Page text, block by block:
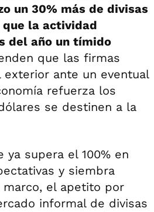
un 30% más de divisas
que la actividad
del año un tímido
que las firmas
exterior ante un eventual
refuerza los
se destinen a la
ya supera el 100% en
y siembra
el apetito por
informal de divisas